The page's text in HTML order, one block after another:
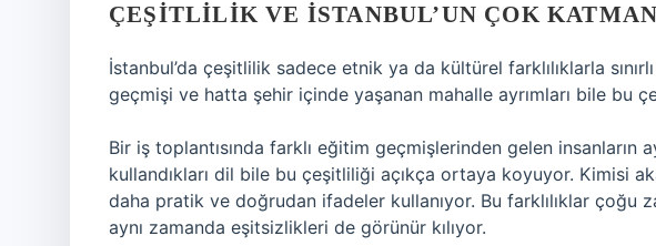
ÇEŞITLILIK VE İSTANBUL’UN ÇOK
İstanbul’da çeşitlilik sadece etnik ya da kültürel farklılıklarla
geçmişi ve hatta şehir içinde yaşanan mahalle ayrımları bile bu
Bir iş toplantısında farklı eğitim geçmişlerinden gelen insanların
kullandıkları dil bile bu çeşitliliği açıkça ortaya koyuyor. Kimisi
daha pratik ve doğrudan ifadeler kullanıyor. Bu farklılıklar çoğu
aynı zamanda eşitsizlikleri de görünür kılıyor.